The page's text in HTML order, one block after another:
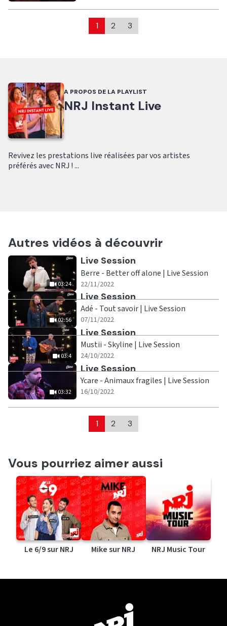
1 2 3
A PROPOS DE LA PLAYLIST
NRJ Instant Live
Revivez les prestations live réalisées par vos artistes
préférés avec NRJ ! ...
Autres vidéos à découvrir
03:24
Ecouter
Live Session
Berre - Better off alone | Live Session
22/11/2022
02:56
Ecouter
Live Session
Adé - Tout savoir | Live Session
07/11/2022
03:4
Ecouter
Live Session
Mustii - Skyline | Live Session
24/10/2022
03:32
Ecouter
Live Session
Ycare - Animaux fragiles | Live Session
16/10/2022
1 2 3
Vous pourriez aimer aussi
Le 6/9 sur NRJ Mike sur NRJ NRJ Music Tour